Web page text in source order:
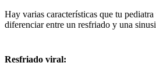
Hay varias características que tu pediatra
diferenciar entre un resfriado y una
Resfriado viral: